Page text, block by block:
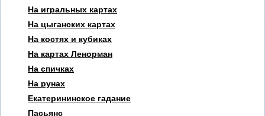
На игральных картах
На цыганских картах
На костях и кубиках
На картах Ленорман
На спичках
На рунах
Екатерининское гадание
Пасьянс